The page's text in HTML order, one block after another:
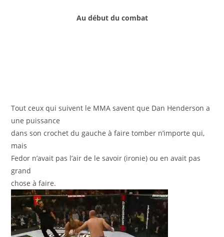
Au début du combat
Tout ceux qui suivent le MMA savent que Dan Henderson a
une puissance
dans son crochet du gauche à faire tomber n’importe qui,
mais
Fedor n’avait pas l’air de le savoir (ironie) ou en avait pas
grand
chose à faire.